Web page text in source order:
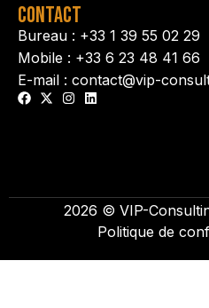
CONTACT
Bureau : +33 1 39 55 02 29
Mobile : +33 6 23 48 41 66
E-mail : contact@vip-
2026 © VIP-
Politique de